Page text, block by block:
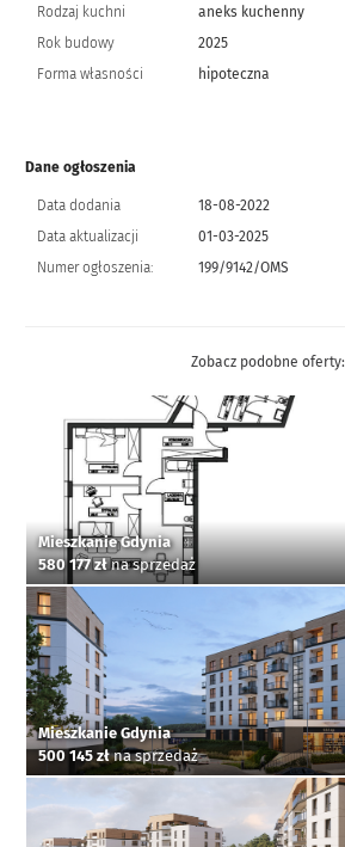
Rodzaj kuchni
aneks kuchenny
Rok budowy
2025
Forma własności
hipoteczna
Dane ogłoszenia
Data dodania
18-08-2022
Data aktualizacji
01-03-2025
Numer ogłoszenia:
199/9142/OMS
Zobacz podobne oferty:
Mieszkanie Gdynia
580 177 złna sprzedaż
Mieszkanie Gdynia
500 145 złna sprzedaż